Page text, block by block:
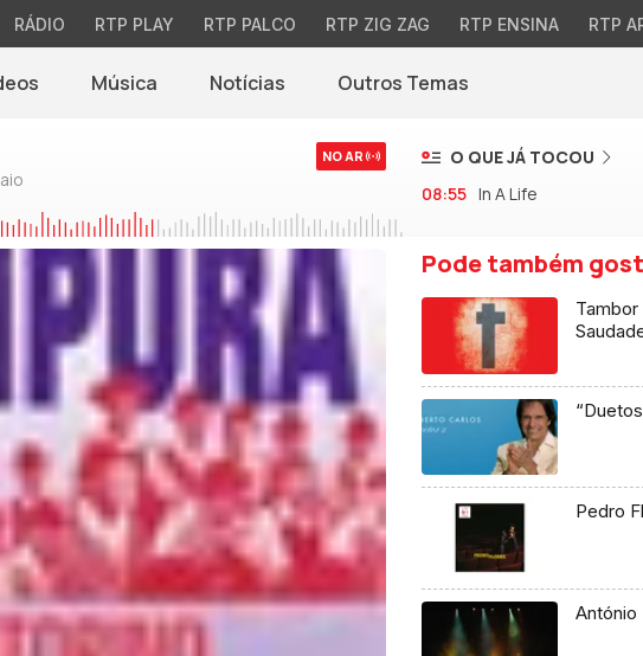
RÁDIO RTP PLAY RTP PALCO RTP ZIG ZAG RTP ENSINA RTP
Música Notícias(abre em nova janela)
Outros Temas
NO AR
O QUE JÁ TOCOU
08:55 In A Life
Pode também
Tambor
Pedro
António